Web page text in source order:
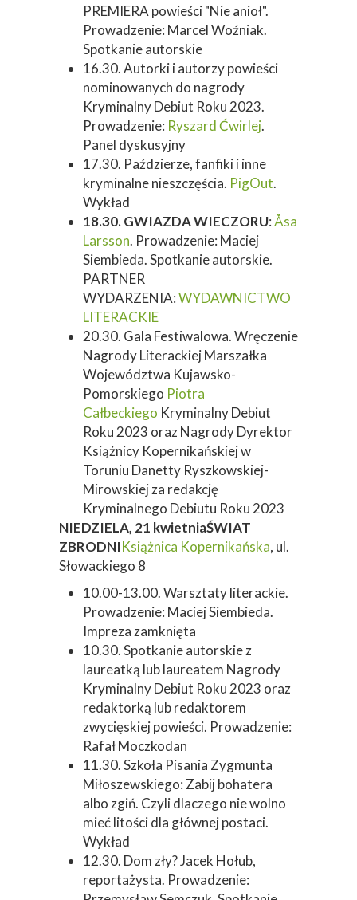
PREMIERA powieści "Nie anioł".
Prowadzenie: Marcel Woźniak.
Spotkanie autorskie
16.30. Autorki i autorzy powieści
nominowanych do nagrody
Kryminalny Debiut Roku 2023.
Prowadzenie: Ryszard Ćwirlej.
Panel dyskusyjny
17.30. Paździerze, fanfiki i inne
kryminalne nieszczęścia. PigOut.
Wykład
18.30. GWIAZDA WIECZORU:Åsa
Larsson. Prowadzenie: Maciej
Siembieda. Spotkanie autorskie.
PARTNER
WYDARZENIA:WYDAWNICTWO
LITERACKIE
20.30. Gala Festiwalowa. Wręczenie
Nagrody Literackiej Marszałka
Województwa Kujawsko-
Pomorskiego Piotra
Całbeckiego Kryminalny Debiut
Roku 2023 oraz Nagrody Dyrektor
Książnicy Kopernikańskiej w
Toruniu Danetty Ryszkowskiej-
Mirowskiej za redakcję
Kryminalnego Debiutu Roku 2023
NIEDZIELA, 21 kwietniaŚWIAT
ZBRODNIKsiążnica Kopernikańska, ul.
Słowackiego 8
10.00-13.00. Warsztaty literackie.
Prowadzenie: Maciej Siembieda.
Impreza zamknięta
10.30. Spotkanie autorskie z
laureatką lub laureatem Nagrody
Kryminalny Debiut Roku 2023 oraz
redaktorką lub redaktorem
zwycięskiej powieści. Prowadzenie:
Rafał Moczkodan
11.30. Szkoła Pisania Zygmunta
Miłoszewskiego: Zabij bohatera
albo zgiń. Czyli dlaczego nie wolno
mieć litości dla głównej postaci.
Wykład
12.30. Dom zły? Jacek Hołub,
reportażysta. Prowadzenie: